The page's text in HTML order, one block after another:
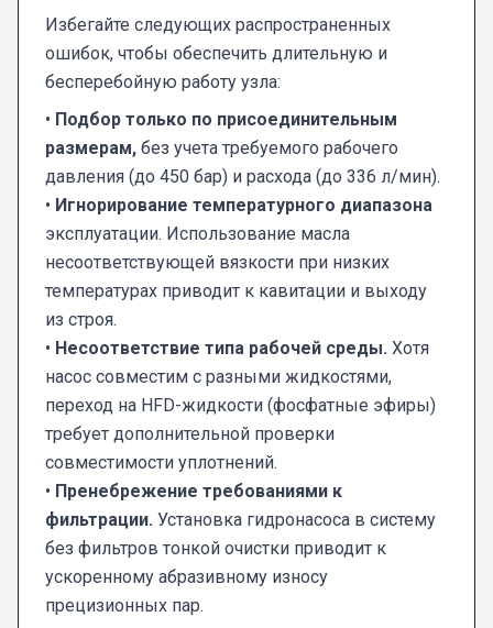
Избегайте следующих распространенных
ошибок, чтобы обеспечить длительную и
бесперебойную работу узла:
• Подбор только по присоединительным
размерам, без учета требуемого рабочего
давления (до 450 бар) и расхода (до 336 л/мин).
• Игнорирование температурного диапазона
эксплуатации. Использование масла
несоответствующей вязкости при низких
температурах приводит к кавитации и выходу
из строя.
• Несоответствие типа рабочей среды. Хотя
насос совместим с разными жидкостями,
переход на HFD-жидкости (фосфатные эфиры)
требует дополнительной проверки
совместимости уплотнений.
• Пренебрежение требованиями к
фильтрации. Установка гидронасоса в систему
без фильтров тонкой очистки приводит к
ускоренному абразивному износу
прецизионных пар.